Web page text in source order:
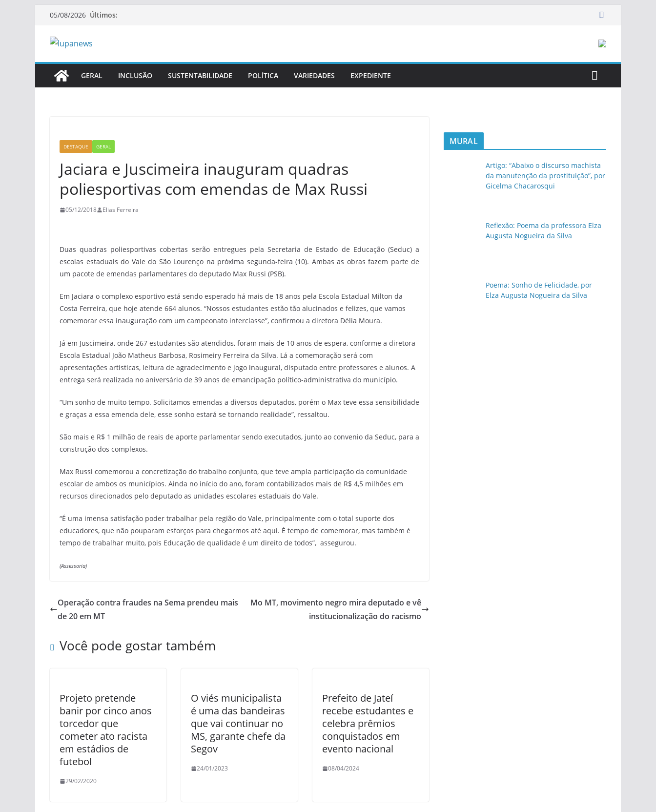
Pular05/08/2026 Últimos:
GERAL INCLUSÃO SUSTENTABILIDADE POLÍTICA VARIEDADES EXPEDIENTE
DESTAQUE GERAL
Jaciara e Juscimeira inauguram quadras
poliesportivas com emendas de Max Russi
05/12/2018 Elias Ferreira
Duas quadras poliesportivas cobertas serão entregues pela Secretaria de Estado de Educação (Seduc) a
escolas estaduais do Vale do São Lourenço na próxima segunda-feira (10). Ambas as obras fazem parte de
um pacote de emendas parlamentares do deputado Max Russi (PSB).
Em Jaciara o complexo esportivo está sendo esperado há mais de 18 anos pela Escola Estadual Milton da
Costa Ferreira, que hoje atende 664 alunos. “Nossos estudantes estão tão alucinados e felizes, que vamos
comemorar essa inauguração com um campeonato interclasse”, confirmou a diretora Délia Moura.
Já em Juscimeira, onde 267 estudantes são atendidos, foram mais de 10 anos de espera, conforme a diretora
Escola Estadual João Matheus Barbosa, Rosimeiry Ferreira da Silva. Lá a comemoração será com
apresentações artísticas, leitura de agradecimento e jogo inaugural, disputado entre professores e alunos. A
entrega será realizada no aniversário de 39 anos de emancipação político-administrativa do município.
“Um sonho de muito tempo. Solicitamos emendas a diversos deputados, porém o Max teve essa sensibilidade
e graças a essa emenda dele, esse sonho estará se tornando realidade”, ressaltou.
São mais e R$ 1 milhão de reais de aporte parlamentar sendo executados, junto ao convenio da Seduc, para a
construção dos complexos.
Max Russi comemorou a concretização do trabalho conjunto, que teve ampla participação da comunidade
escolar de ambos os municípios. Ainda no início do ano, foram contabilizados mais de R$ 4,5 milhões em
recursos direcionados pelo deputado as unidades escolares estaduais do Vale.
“É uma imensa satisfação poder trabalhar pela região do Vale, principalmente com o total suporte dos
educadores, que não pouparam esforços para chegarmos até aqui. É tempo de comemorar, mas também é
tempo de trabalhar muito, pois Educação de qualidade é um direito de todos”, assegurou.
(Assessoria)
Operação contra fraudes na Sema prendeu mais
de 20 em MT
Mo MT, movimento negro mira deputado e vê
institucionalização do racismo
Você pode gostar também
Projeto pretende
banir por cinco anos
torcedor que
cometer ato racista
em estádios de
futebol
29/02/2020
O viés municipalista
é uma das bandeiras
que vai continuar no
MS, garante chefe da
Segov
24/01/2023
Prefeito de Jateí
recebe estudantes e
celebra prêmios
conquistados em
evento nacional
08/04/2024
MURAL
Artigo: “Abaixo o discurso machista
da manutenção da prostituição”, por
Gicelma Chacarosqui
Reflexão: Poema da professora Elza
Augusta Nogueira da Silva
Poema: Sonho de Felicidade, por
Elza Augusta Nogueira da Silva